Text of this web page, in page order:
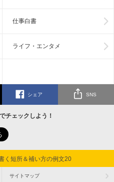
仕事白書
ライフ・エンタメ
シェア SNS
チェックしよう！
く短所＆補い方の例文20
サイトマップ